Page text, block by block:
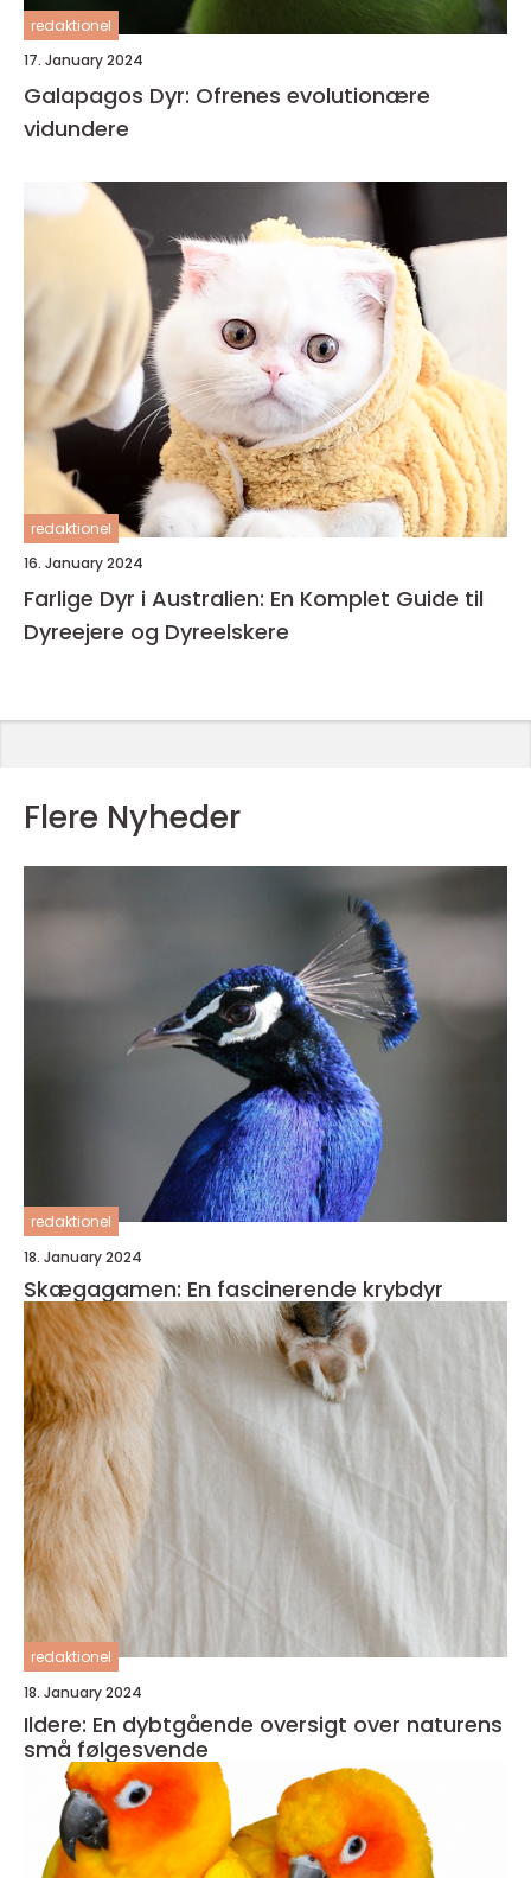
redaktionel
17. January 2024
Galapagos Dyr: Ofrenes evolutionære
vidundere
redaktionel
16. January 2024
Farlige Dyr i Australien: En Komplet Guide til
Dyreejere og Dyreelskere
Flere Nyheder
redaktionel
18. January 2024
Skægagamen: En fascinerende krybdyr
redaktionel
18. January 2024
Ildere: En dybtgående oversigt over naturens
små følgesvende